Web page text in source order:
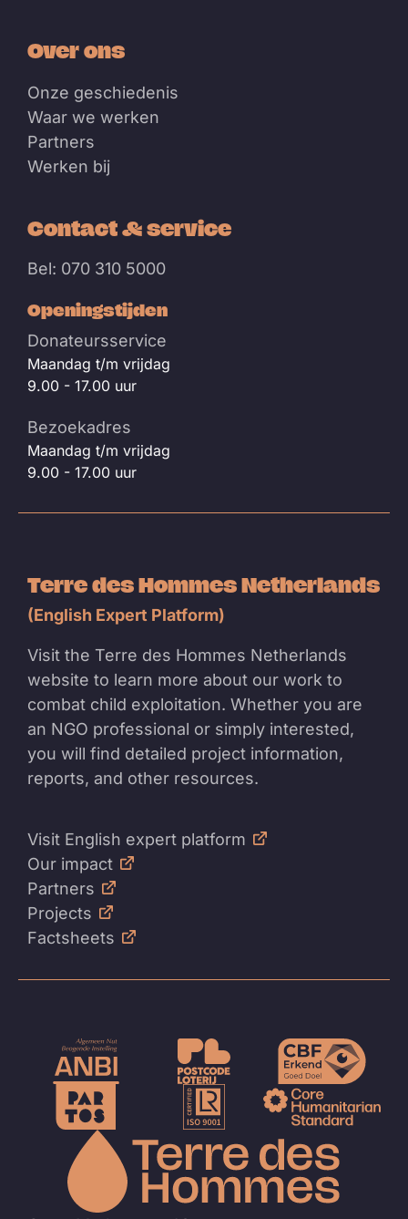
Over ons
Onze geschiedenis
Waar we werken
Partners
Werken bij
Contact & service
Bel: 070 310 5000
Openingstijden
Donateursservice
Maandag t/m vrijdag
9.00 - 17.00 uur
Bezoekadres
Maandag t/m vrijdag
9.00 - 17.00 uur
Terre des Hommes Netherlands
(English Expert Platform)
Visit the Terre des Hommes Netherlands
website to learn more about our work to
combat child exploitation. Whether you are
an NGO professional or simply interested,
you will find detailed project information,
reports, and other resources.
Visit English expert platform
Our impact
Partners
Projects
Factsheets